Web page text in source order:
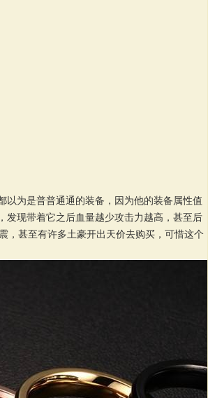
以为是普普通通的装备，因为他的装备属性值
发现带着它之后血量越少攻击力越高，甚至后
，甚至有许多土豪开出天价去购买，可惜这个